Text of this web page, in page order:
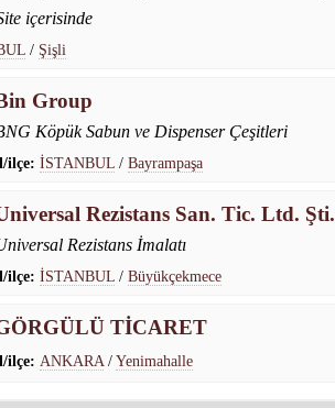
içerisinde
/ Şişli
Group
Köpük Sabun ve Dispenser Çeşitleri
ilçe: İSTANBUL / Bayrampaşa
Rezistans San. Tic. Ltd. Şti.
Rezistans İmalatı
ilçe: İSTANBUL / Büyükçekmece
TİCARET
ilçe: ANKARA /Yenimahalle